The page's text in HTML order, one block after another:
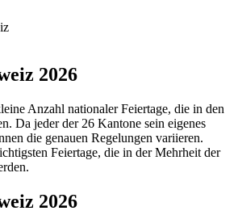
2026
Anzahl nationaler Feiertage, die in den
Da jeder der 26 Kantone sein eigenes
die genauen Regelungen variieren.
Feiertage, die in der Mehrheit der
2026